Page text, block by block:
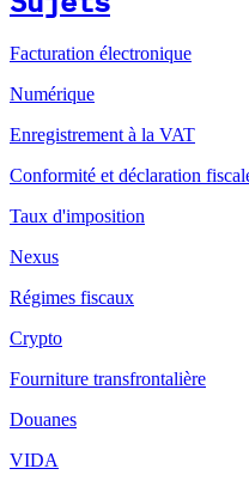
Facturation électronique
Numérique
Enregistrement à la VAT
Conformité et déclaration
Taux d'imposition
Nexus
Régimes fiscaux
Crypto
Fourniture transfrontalière
Douanes
VIDA